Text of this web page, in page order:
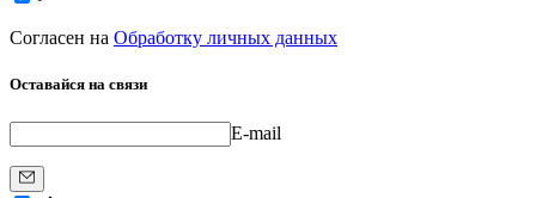
Согласен на Обработку личных данных
Оставайся на связи
E-mail